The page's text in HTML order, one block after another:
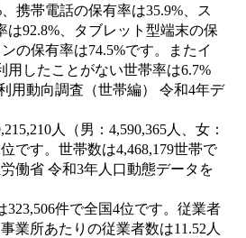
携帯電話の保有率は35.9%、ス
は92.8%、タブレット型端末の保
の保有率は74.5%です。またイ
用したことがない世帯率は6.7%
用動向調査（世帯編） 令和4年デ
人（男：4,590,365人、女：
です。世帯数は4,468,179世帯で
働省 令和3年人口動態データを
件で全国4位です。従業者
業所あたりの従業者数は11.52人